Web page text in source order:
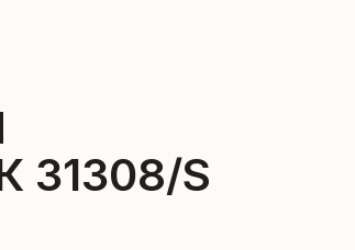
31308/S